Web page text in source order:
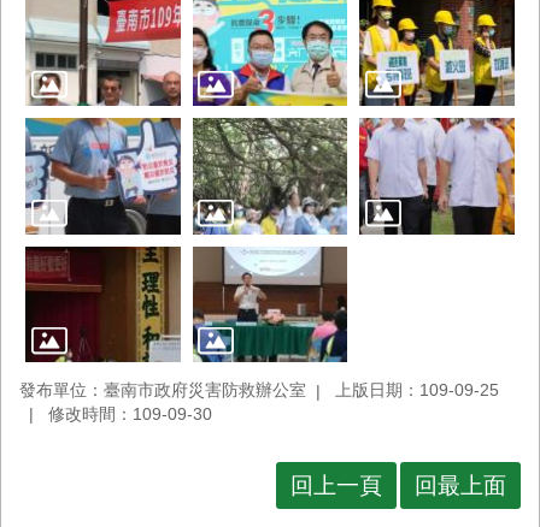
發布單位：臺南市政府災害防救辦公室
上版日期：109-09-25
修改時間：109-09-30
回上一頁 回最上面